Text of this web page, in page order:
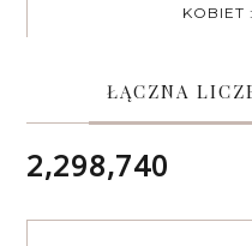
KOBIET
ŁĄCZNA
2,298,740